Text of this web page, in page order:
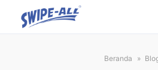
Beranda